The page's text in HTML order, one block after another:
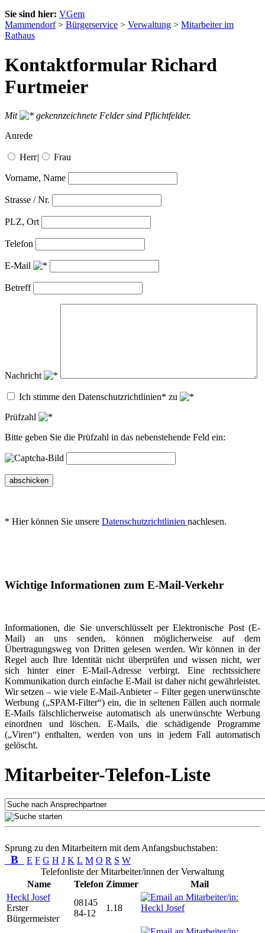
Sie sind hier: VGem
Mammendorf> Bürgerservice > Verwaltung > Mitarbeiter im
Rathaus
Kontaktformular Richard
Furtmeier
Mit
gekennzeichnete Felder sind Pflichtfelder.
Anrede
Herr| Frau
Vorname, Name
Strasse / Nr.
PLZ, Ort
Telefon
E-Mail
Betreff
Nachricht
Ich stimme den Datenschutzrichtlinien* zu
Prüfzahl
Bitte geben Sie die Prüfzahl in das nebenstehende Feld ein:
abschicken
* Hier können Sie unsere Datenschutzrichtlinien nachlesen.
Wichtige Informationen zum E-Mail-Verkehr
Informationen, die Sie unverschlüsselt per Elektronische Post (E-
Mail) an uns senden, können möglicherweise auf dem
Übertragungsweg von Dritten gelesen werden. Wir können in der
Regel auch Ihre Identität nicht überprüfen und wissen nicht, wer
sich hinter einer E-Mail-Adresse verbirgt. Eine rechtssichere
Kommunikation durch einfache E-Mail ist daher nicht gewährleistet.
Wir setzen – wie viele E-Mail-Anbieter – Filter gegen unerwünschte
Werbung („SPAM-Filter“) ein, die in seltenen Fällen auch normale
E-Mails fälschlicherweise automatisch als unerwünschte Werbung
einordnen und löschen. E-Mails, die schädigende Programme
(„Viren“) enthalten, werden von uns in jedem Fall automatisch
gelöscht.
Mitarbeiter-Telefon-Liste
Sprung zu den Mitarbeitern mit dem Anfangsbuchstaben:
B E F G H J K L M O R S W
Telefonliste der Mitarbeiter/innen der Verwaltung
Name
Telefon Zimmer
Mail
Heckl Josef
Erster
Bürgermeister
08145
84-12
1.18